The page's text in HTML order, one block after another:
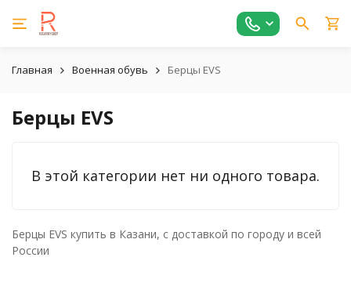
Главная Военная обувь Берцы EVS
Берцы EVS
В этой категории нет ни одного товара.
Берцы EVS купить в Казани, с доставкой по городу и всей
России